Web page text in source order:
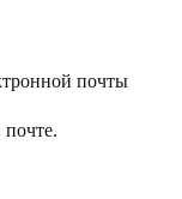
почты